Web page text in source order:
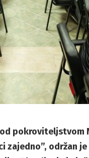
zajedno”, održan